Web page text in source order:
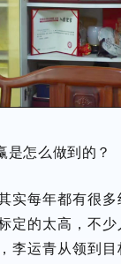
是怎么做到的？
实每年都有很
定的太高，不少
李运青从领到